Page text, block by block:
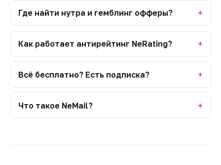
Где найти нутра и гемблинг офферы?
Как работает антирейтинг NeRating?
Всё бесплатно? Есть подписка?
Что такое NeMail?